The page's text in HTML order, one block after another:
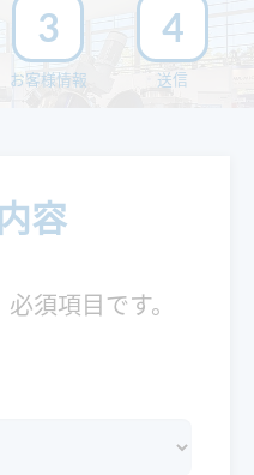
3
お客様情報
4
送信
容
須項目です。